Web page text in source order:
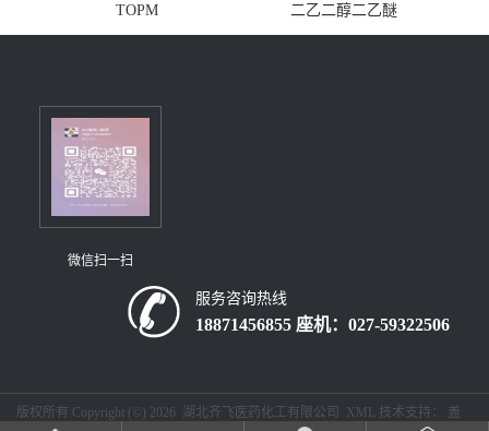
TOPM 二乙二醇二乙醚
微信扫一扫
服务咨询热线
18871456855 座机：027-59322506
版权所有 Copyright (©) 2026 湖北齐飞医药化工有限公司 XML 技术支持： 盖